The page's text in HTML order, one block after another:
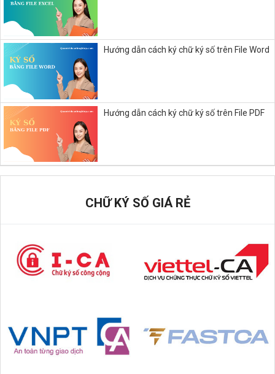
Hướng dẫn cách ký chữ ký số trên File Word
Hướng dẫn cách ký chữ ký số trên File PDF
CHỮ KÝ SỐ GIÁ RẺ